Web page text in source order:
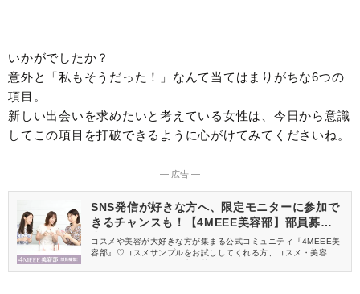
いかがでしたか？
意外と「私もそうだった！」なんて当てはまりがちな6つの
項目。
新しい出会いを求めたいと考えている女性は、今日から意識
してこの項目を打破できるように心がけてみてくださいね。
― 広告 ―
SNS発信が好きな方へ、限定モニターに参加で
きるチャンスも！【4MEEE美容部】部員募集
中
コスメや美容が大好きな方が集まる公式コミュニティ『4MEEE美
容部』♡コスメサンプルをお試ししてくれる方、コスメ・美容情報